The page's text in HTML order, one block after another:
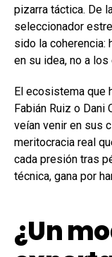
pizarra táctica. De
seleccionador
sido la coherencia:
en su idea, no a
El ecosistema que
Fabián Ruiz o Dani
veían venir en sus
meritocracia real
cada presión tras
técnica, gana por
¿Un